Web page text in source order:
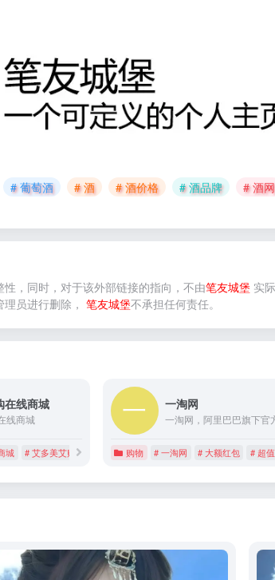
# 葡萄酒 # 酒 # 酒价格 # 酒品牌 # 酒网
，同时，对于该外部链接的指向，不由笔友城堡 实
员进行删除， 笔友城堡不承担任何责任。
疗器械
在线商城
线商城
城 # 艾多美艾购
一淘网
购物 # 一淘网 # 大额红包 # 超